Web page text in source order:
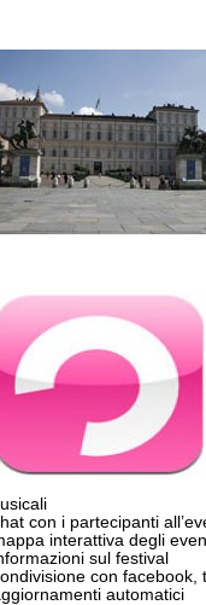
con i partecipanti
interattiva degli
sul festival
con facebook,
automatici